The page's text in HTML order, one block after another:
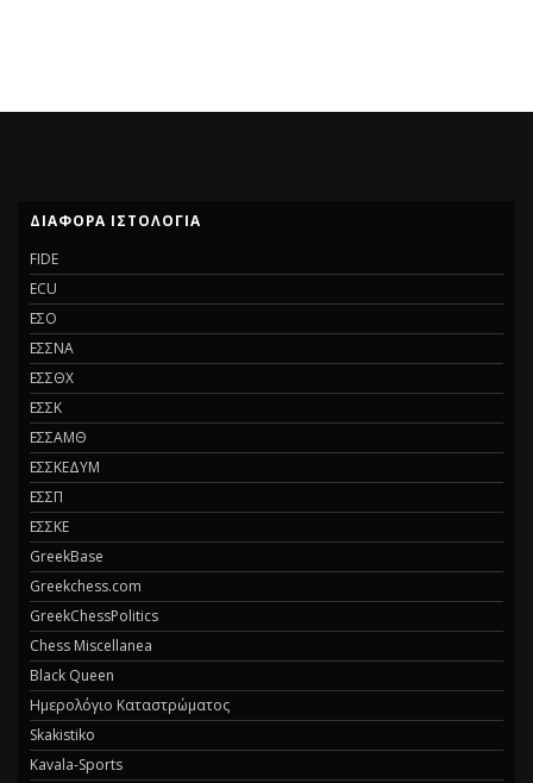
ΔΙΆΦΟΡΑ ΙΣΤΟΛΌΓΙΑ
FIDE
ECU
ΕΣΟ
ΕΣΣΝΑ
ΕΣΣΘΧ
ΕΣΣΚ
ΕΣΣΑΜΘ
ΕΣΣΚΕΔΥΜ
ΕΣΣΠ
ΕΣΣΚΕ
GreekBase
Greekchess.com
GreekChessPolitics
Chess Miscellanea
Black Queen
Ημερολόγιο Καταστρώματος
Skakistiko
Kavala-Sports